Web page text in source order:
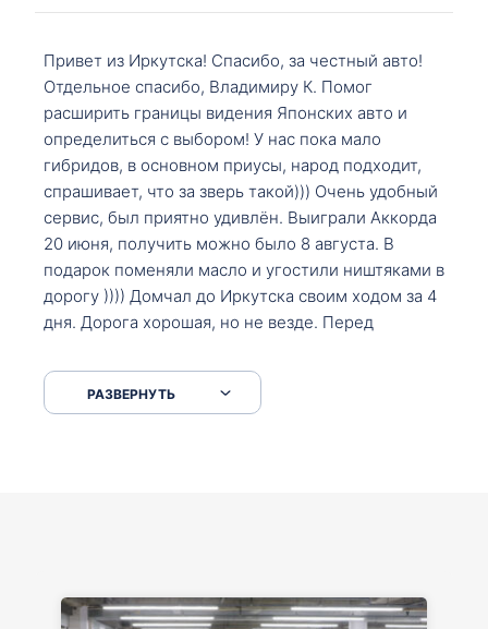
Привет из Иркутска! Спасибо, за честный авто!
Отдельное спасибо, Владимиру К. Помог
расширить границы видения Японских авто и
определиться с выбором! У нас пока мало
гибридов, в основном приусы, народ подходит,
спрашивает, что за зверь такой))) Очень удобный
сервис, был приятно удивлён. Выиграли Аккорда
20 июня, получить можно было 8 августа. В
подарок поменяли масло и угостили ништяками в
дорогу )))) Домчал до Иркутска своим ходом за 4
дня. Дорога хорошая, но не везде. Перед
серпантинах по пути следования.
РАЗВЕРНУТЬ